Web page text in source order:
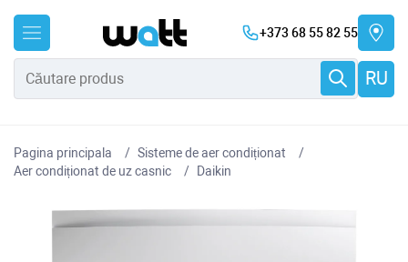
+373 68 55 82 55
RU
Pagina principala
Sisteme de aer condiționat
Aer condiționat de uz casnic
Daikin